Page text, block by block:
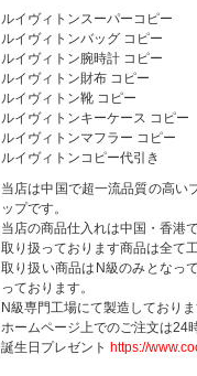
ルイヴィトンスーパーコピー
ルイヴィトンバッグ コピー
ルイヴィトン腕時計 コピー
ルイヴィトン財布 コピー
ルイヴィトン靴 コピー
ルイヴィトンキーケース コピー
ルイヴィトンマフラー コピー
ルイヴィトンコピー代引き
当店は中国で超一流品質の高い
ップです。
当店の商品仕入れは中国・香港
取り扱っております商品は全て
取り扱い商品はN級のみとなっ
っております。
N級専門工場にて製造しており
ホームページ上でのご注文は24
誕生日プレゼント https://